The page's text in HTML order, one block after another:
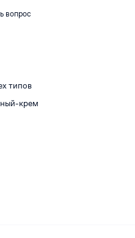
вопрос
типов
крем